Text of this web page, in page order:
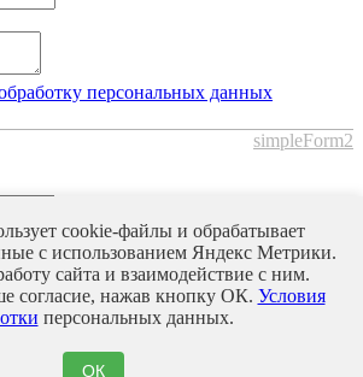
персональных данных
simpleForm2
обработку персональных данных
cookie-файлы и обрабатывает
с использованием Яндекс Метрики.
сайта и взаимодействие с ним.
согласие, нажав кнопку ОК. Условия
персональных данных.
ОК